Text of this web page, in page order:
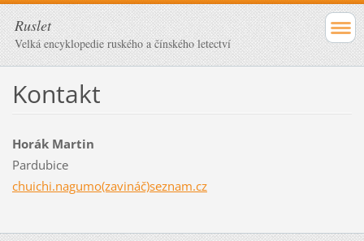
Ruslet
Velká encyklopedie ruského a čínského letectví
Kontakt
Horák Martin
Pardubice
chuichi.nagumo(zavináč)seznam.cz